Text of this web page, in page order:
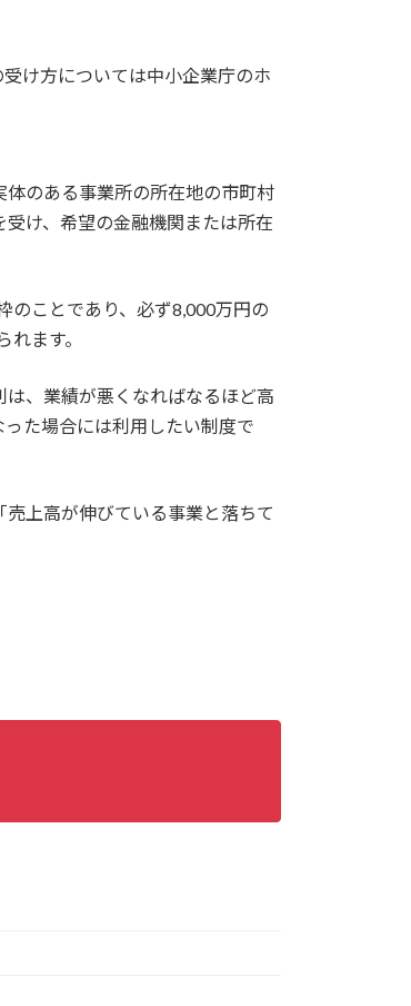
け方については中小企業庁のホ
のある事業所の所在地の市町村
け、希望の金融機関または所在
のことであり、必ず8,000万円の
ます。
、業績が悪くなればなるほど高
た場合には利用したい制度で
上高が伸びている事業と落ちて